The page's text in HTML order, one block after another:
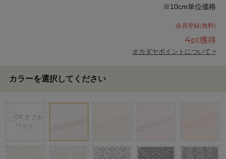
※10cm単位価格
会員登録(無料)
4pt獲得
オカダヤポイントについて >
カラーを選択してください